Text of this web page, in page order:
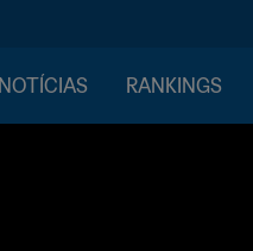
NOTÍCIAS RANKINGS